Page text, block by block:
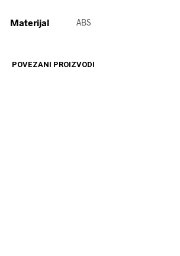
Materijal ABS
POVEZANI PROIZVODI